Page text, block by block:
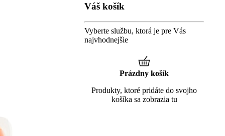
Váš košík
Vyberte službu, ktorá je pre Vás
najvhodnejšie
Prázdny košík
Produkty, ktoré pridáte do svojho
košíka sa zobrazia tu